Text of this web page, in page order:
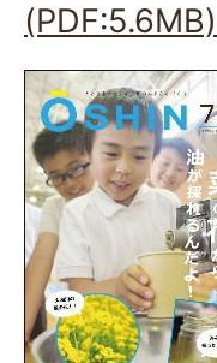
(PDF:5.6MB)